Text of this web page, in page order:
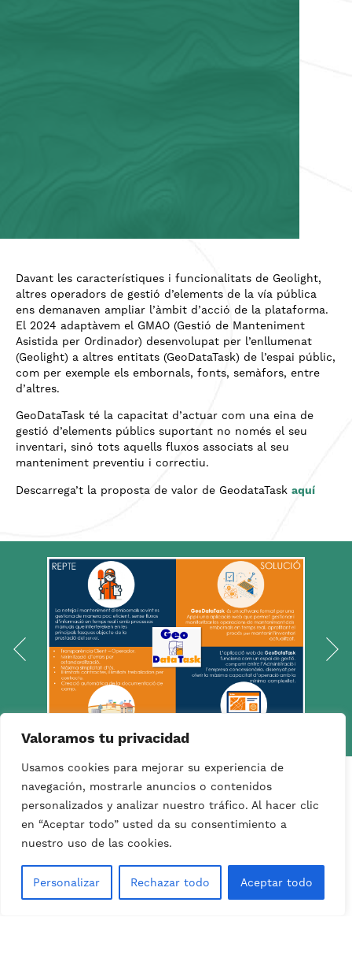
Valoramos tu privacidad
Usamos cookies para mejorar su experiencia de
navegación, mostrarle anuncios o contenidos
personalizados y analizar nuestro tráfico. Al hacer clic
en “Aceptar todo” usted da su consentimiento a
nuestro uso de las cookies.
Personalizar Rechazar todo Aceptar todo
Davant les característiques i funcionalitats de Geolight,
altres operadors de gestió d’elements de la vía pública
ens demanaven ampliar l’àmbit d’acció de la plataforma.
El 2024 adaptàvem el GMAO (Gestió de Manteniment
Asistida per Ordinador) desenvolupat per l’enllumenat
(Geolight) a altres entitats (GeoDataTask) de l’espai públic,
com per exemple els embornals, fonts, semàfors, entre
d’altres.
GeoDataTask té la capacitat d’actuar com una eina de
gestió d’elements públics suportant no només el seu
inventari, sinó tots aquells fluxos associats al seu
manteniment preventiu i correctiu.
Descarrega’t la proposta de valor de GeodataTask aquí
GeoDataTask